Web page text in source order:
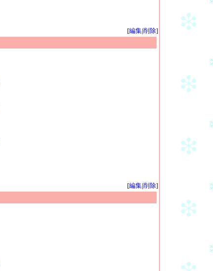
[編集|削除]
[編集|削除]